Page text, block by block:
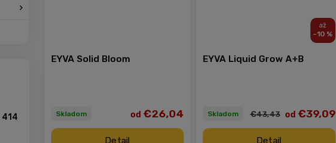
414
EYVA Solid Bloom
Skladom od€26,04
Detail
–10 %
EYVA Liquid Grow A+B
Skladom €43,43 od€39,09
Detail